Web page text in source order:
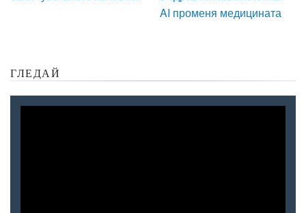
AI променя медицината
ГЛЕДАЙ